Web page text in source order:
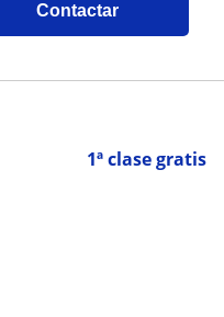
Contactar
1ª clase gratis